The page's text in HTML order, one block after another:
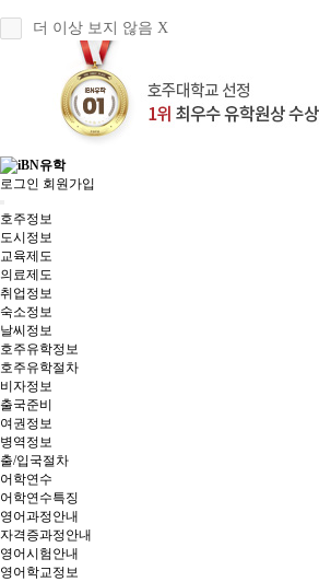
더 이상 보지 않음 X
로그인 회원가입
호주정보
도시정보
교육제도
의료제도
취업정보
숙소정보
날씨정보
호주유학정보
호주유학절차
비자정보
출국준비
여권정보
병역정보
출/입국절차
어학연수
어학연수특징
영어과정안내
자격증과정안내
영어시험안내
영어학교정보